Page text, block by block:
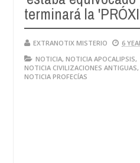
terminará la
EXTRANOTIX MISTERIO
6
NOTICIA, NOTICIA APOCALIPSIS,
NOTICIA CIVILIZACIONES ANTIGUAS,
NOTICIA PROFECÍAS